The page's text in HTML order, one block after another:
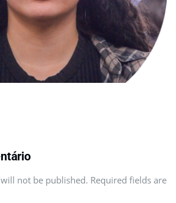
not be published. Required fields are